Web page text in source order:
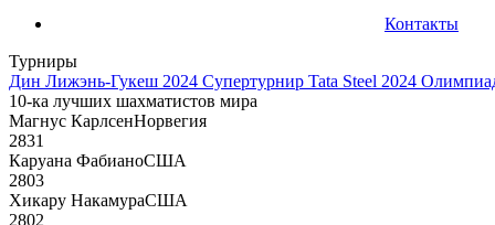
Контакты
Турниры
Дин Лижэнь-Гукеш 2024 Супертурнир Tata Steel 2024
10-ка лучших шахматистов мира
Магнус КарлсенНорвегия
2831
Каруана ФабианоСША
2803
Хикару НакамураСША
2802